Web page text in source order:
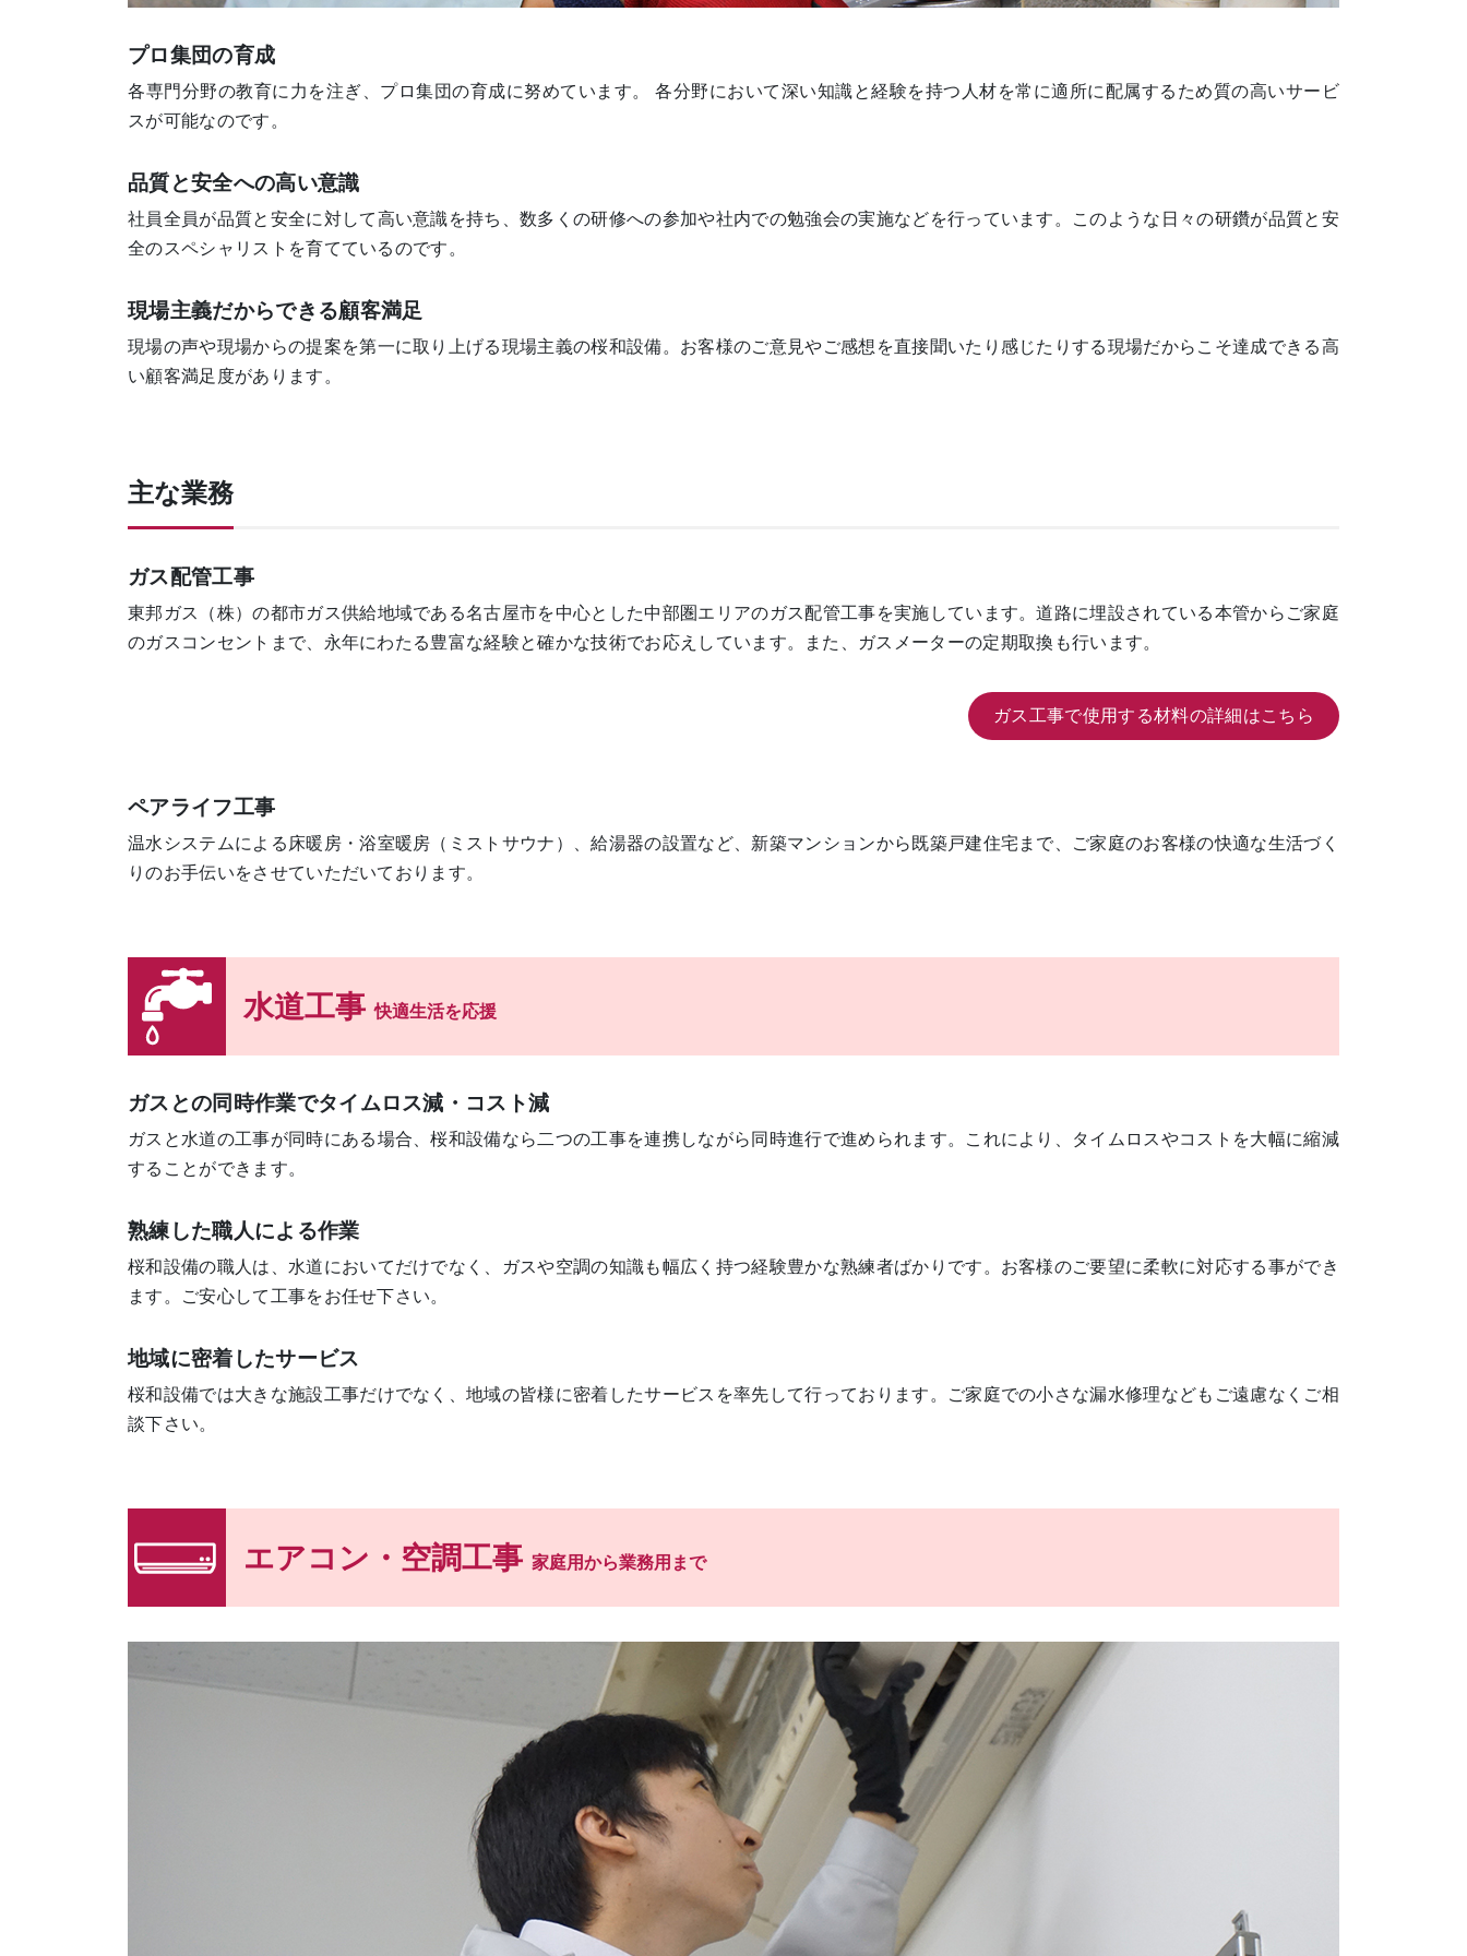
プロ集団の育成
各専門分野の教育に力を注ぎ、プロ集団の育成に努めています。 各分野において深い知識と経験を持つ人材を常に適所に配属するため質の高いサービ
スが可能なのです。
品質と安全への高い意識
社員全員が品質と安全に対して高い意識を持ち、数多くの研修への参加や社内での勉強会の実施などを行っています。このような日々の研鑽が品質と安
全のスペシャリストを育てているのです。
現場主義だからできる顧客満足
現場の声や現場からの提案を第一に取り上げる現場主義の桜和設備。お客様のご意見やご感想を直接聞いたり感じたりする現場だからこそ達成できる高
い顧客満足度があります。
主な業務
ガス配管工事
東邦ガス（株）の都市ガス供給地域である名古屋市を中心とした中部圏エリアのガス配管工事を実施しています。道路に埋設されている本管からご家庭
のガスコンセントまで、永年にわたる豊富な経験と確かな技術でお応えしています。また、ガスメーターの定期取換も行います。
ガス工事で使用する材料の詳細はこちら
ペアライフ工事
温水システムによる床暖房・浴室暖房（ミストサウナ）、給湯器の設置など、新築マンションから既築戸建住宅まで、ご家庭のお客様の快適な生活づく
りのお手伝いをさせていただいております。
水道工事 快適生活を応援
ガスとの同時作業でタイムロス減・コスト減
ガスと水道の工事が同時にある場合、桜和設備なら二つの工事を連携しながら同時進行で進められます。これにより、タイムロスやコストを大幅に縮減
することができます。
熟練した職人による作業
桜和設備の職人は、水道においてだけでなく、ガスや空調の知識も幅広く持つ経験豊かな熟練者ばかりです。お客様のご要望に柔軟に対応する事ができ
ます。ご安心して工事をお任せ下さい。
地域に密着したサービス
桜和設備では大きな施設工事だけでなく、地域の皆様に密着したサービスを率先して行っております。ご家庭での小さな漏水修理などもご遠慮なくご相
談下さい。
エアコン・空調工事 家庭用から業務用まで